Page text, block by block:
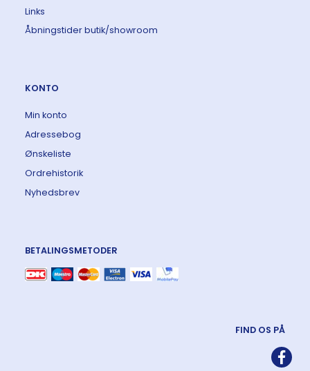
Links
Åbningstider butik/showroom
KONTO
Min konto
Adressebog
Ønskeliste
Ordrehistorik
Nyhedsbrev
BETALINGSMETODER
FIND OS PÅ